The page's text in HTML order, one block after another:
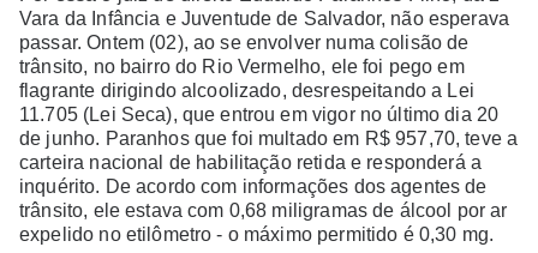
Vara da Infância e Juventude de Salvador, não esperava
passar. Ontem (02), ao se envolver numa colisão de
trânsito, no bairro do Rio Vermelho, ele foi pego em
flagrante dirigindo alcoolizado, desrespeitando a Lei
11.705 (Lei Seca), que entrou em vigor no último dia 20
de junho. Paranhos que foi multado em R$ 957,70, teve a
carteira nacional de habilitação retida e responderá a
inquérito. De acordo com informações dos agentes de
trânsito, ele estava com 0,68 miligramas de álcool por ar
expelido no etilômetro - o máximo permitido é 0,30 mg.